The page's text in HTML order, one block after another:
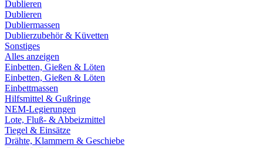
Dublieren
Dublieren
Dubliermassen
Dublierzubehör & Küvetten
Sonstiges
Alles anzeigen
Einbetten, Gießen & Löten
Einbetten, Gießen & Löten
Einbettmassen
Hilfsmittel & Gußringe
NEM-Legierungen
Lote, Fluß- & Abbeizmittel
Tiegel & Einsätze
Drähte, Klammern & Geschiebe